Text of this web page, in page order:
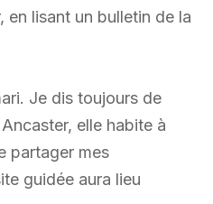
en lisant un bulletin de la
Je dis toujours de
elle habite à
partager mes
guidée aura lieu